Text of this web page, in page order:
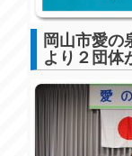
岡山市愛
より２団